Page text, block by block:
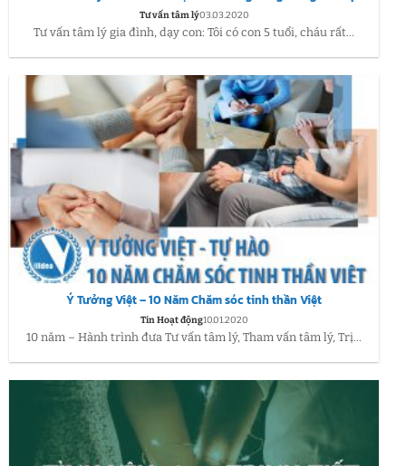
Tư vấn tâm lý03.03.2020
Tư vấn tâm lý gia đình, dạy con: Tôi có con 5 tuổi, cháu rất...
Ý Tưởng Việt – 10 Năm Chăm sóc tinh thần Việt
Tin Hoạt động10.01.2020
10 năm – Hành trình đưa Tư vấn tâm lý, Tham vấn tâm lý, Trị...